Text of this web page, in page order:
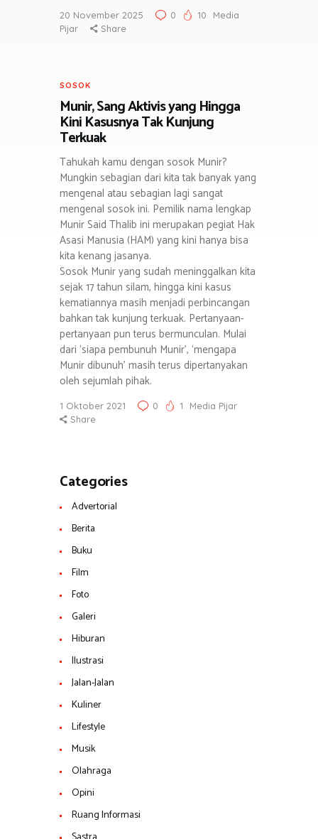
20 November 2025 0 10
Media
Pijar
Share
SOSOK
Munir, Sang Aktivis yang Hingga
Kini Kasusnya Tak Kunjung
Terkuak
Tahukah kamu dengan sosok Munir?
Mungkin sebagian dari kita tak banyak yang
mengenal atau sebagian lagi sangat
mengenal sosok ini. Pemilik nama lengkap
Munir Said Thalib ini merupakan pegiat Hak
Asasi Manusia (HAM) yang kini hanya bisa
kita kenang jasanya.
Sosok Munir yang sudah meninggalkan kita
sejak 17 tahun silam, hingga kini kasus
kematiannya masih menjadi perbincangan
bahkan tak kunjung terkuak. Pertanyaan-
pertanyaan pun terus bermunculan. Mulai
dari ‘siapa pembunuh Munir’, ‘mengapa
Munir dibunuh’ masih terus dipertanyakan
oleh sejumlah pihak.
1 Oktober 2021 0 1
Media Pijar
Share
Categories
Advertorial
Berita
Buku
Film
Foto
Galeri
Hiburan
Ilustrasi
Jalan-Jalan
Kuliner
Lifestyle
Musik
Olahraga
Opini
Ruang Informasi